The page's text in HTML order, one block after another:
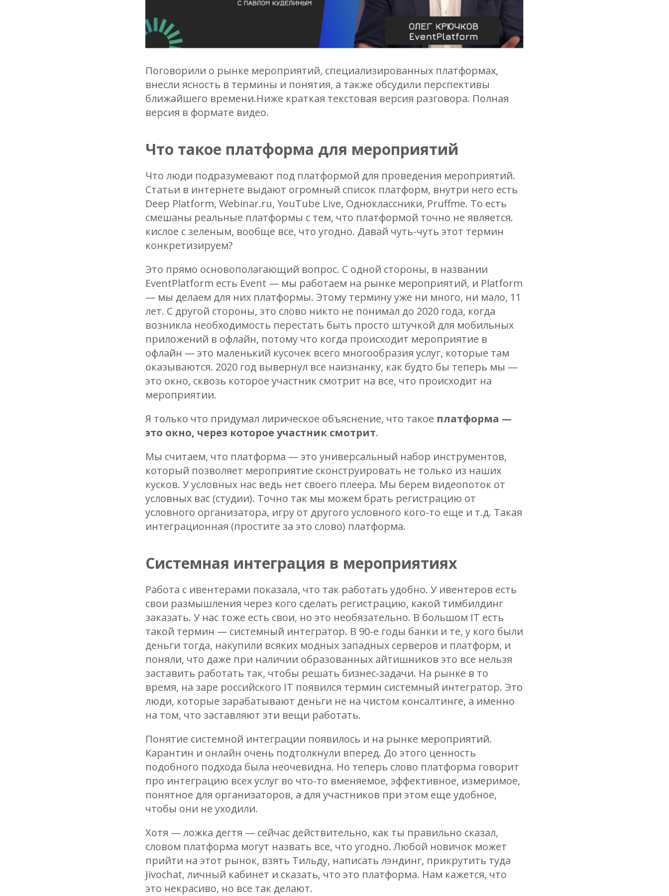
Поговорили о рынке мероприятий, специализированных платформах,
внесли ясность в термины и понятия, а также обсудили перспективы
ближайшего времени.Ниже краткая текстовая версия разговора. Полная
версия в формате видео.
Что такое платформа для мероприятий
Что люди подразумевают под платформой для проведения мероприятий.
Статьи в интернете выдают огромный список платформ, внутри него есть
Deep Platform, Webinar.ru, YouTube Live, Одноклассники, Pruffme. То есть
смешаны реальные платформы с тем, что платформой точно не является.
кислое с зеленым, вообще все, что угодно. Давай чуть-чуть этот термин
конкретизируем?
Это прямо основополагающий вопрос. С одной стороны, в названии
EventPlatform есть Event — мы работаем на рынке мероприятий, и Platform
— мы делаем для них платформы. Этому термину уже ни много, ни мало, 11
лет. С другой стороны, это слово никто не понимал до 2020 года, когда
возникла необходимость перестать быть просто штучкой для мобильных
приложений в офлайн, потому что когда происходит мероприятие в
офлайн — это маленький кусочек всего многообразия услуг, которые там
оказываются. 2020 год вывернул все наизнанку, как будто бы теперь мы —
это окно, сквозь которое участник смотрит на все, что происходит на
мероприятии.
Я только что придумал лирическое объяснение, что такое платформа —
это окно, через которое участник смотрит.
Мы считаем, что платформа — это универсальный набор инструментов,
который позволяет мероприятие сконструировать не только из наших
кусков. У условных нас ведь нет своего плеера. Мы берем видеопоток от
условных вас (студии). Точно так мы можем брать регистрацию от
условного организатора, игру от другого условного кого-то еще и т.д. Такая
интеграционная (простите за это слово) платформа.
Системная интеграция в мероприятиях
Работа с ивентерами показала, что так работать удобно. У ивентеров есть
свои размышления через кого сделать регистрацию, какой тимбилдинг
заказать. У нас тоже есть свои, но это необязательно. В большом IT есть
такой термин — системный интегратор. В 90-е годы банки и те, у кого были
деньги тогда, накупили всяких модных западных серверов и платформ, и
поняли, что даже при наличии образованных айтишников это все нельзя
заставить работать так, чтобы решать бизнес-задачи. На рынке в то
время, на заре российского IT появился термин системный интегратор. Это
люди, которые зарабатывают деньги не на чистом консалтинге, а именно
на том, что заставляют эти вещи работать.
Понятие системной интеграции появилось и на рынке мероприятий.
Карантин и онлайн очень подтолкнули вперед. До этого ценность
подобного подхода была неочевидна. Но теперь слово платформа говорит
про интеграцию всех услуг во что-то вменяемое, эффективное, измеримое,
понятное для организаторов, а для участников при этом еще удобное,
чтобы они не уходили.
Хотя — ложка дегтя — сейчас действительно, как ты правильно сказал,
словом платформа могут назвать все, что угодно. Любой новичок может
прийти на этот рынок, взять Тильду, написать лэндинг, прикрутить туда
Jivochat, личный кабинет и сказать, что это платформа. Нам кажется, что
это некрасиво, но все так делают.